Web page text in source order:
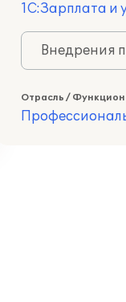
1С:Зарплата и
Внедрения
Отрасль /